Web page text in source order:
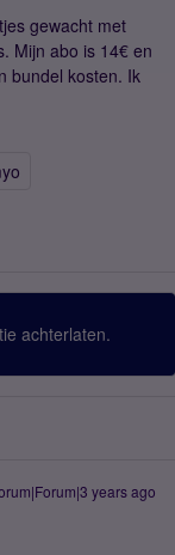
gewacht met
Mijn abo is 14€ en
bundel kosten. Ik
achterlaten.
years ago